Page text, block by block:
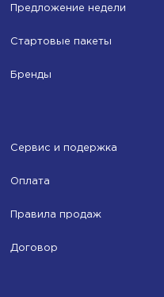
Предложение недели
Стартовые пакеты
Бренды
Сервис и подержка
Оплата
Правила продаж
Договор